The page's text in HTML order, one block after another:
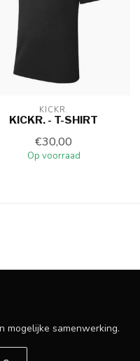
KICKR.
KICKR. - T-SHIRT
€30,00
Op voorraad
samenwerking.